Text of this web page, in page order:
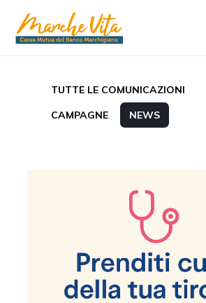
TUTTE LE COMUNICAZIONI
CAMPAGNE NEWS